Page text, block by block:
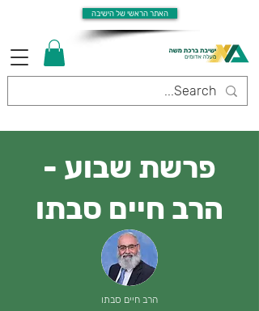
האתר הראשי של הישיבה
פרשת שבוע -
הרב חיים סבתו
הרב חיים סבתו